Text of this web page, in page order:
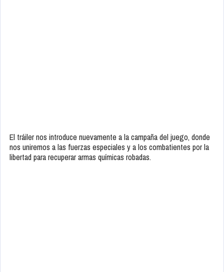
El tráiler nos introduce nuevamente a la campaña del juego, donde
nos uniremos a las fuerzas especiales y a los combatientes por la
libertad para recuperar armas químicas robadas.